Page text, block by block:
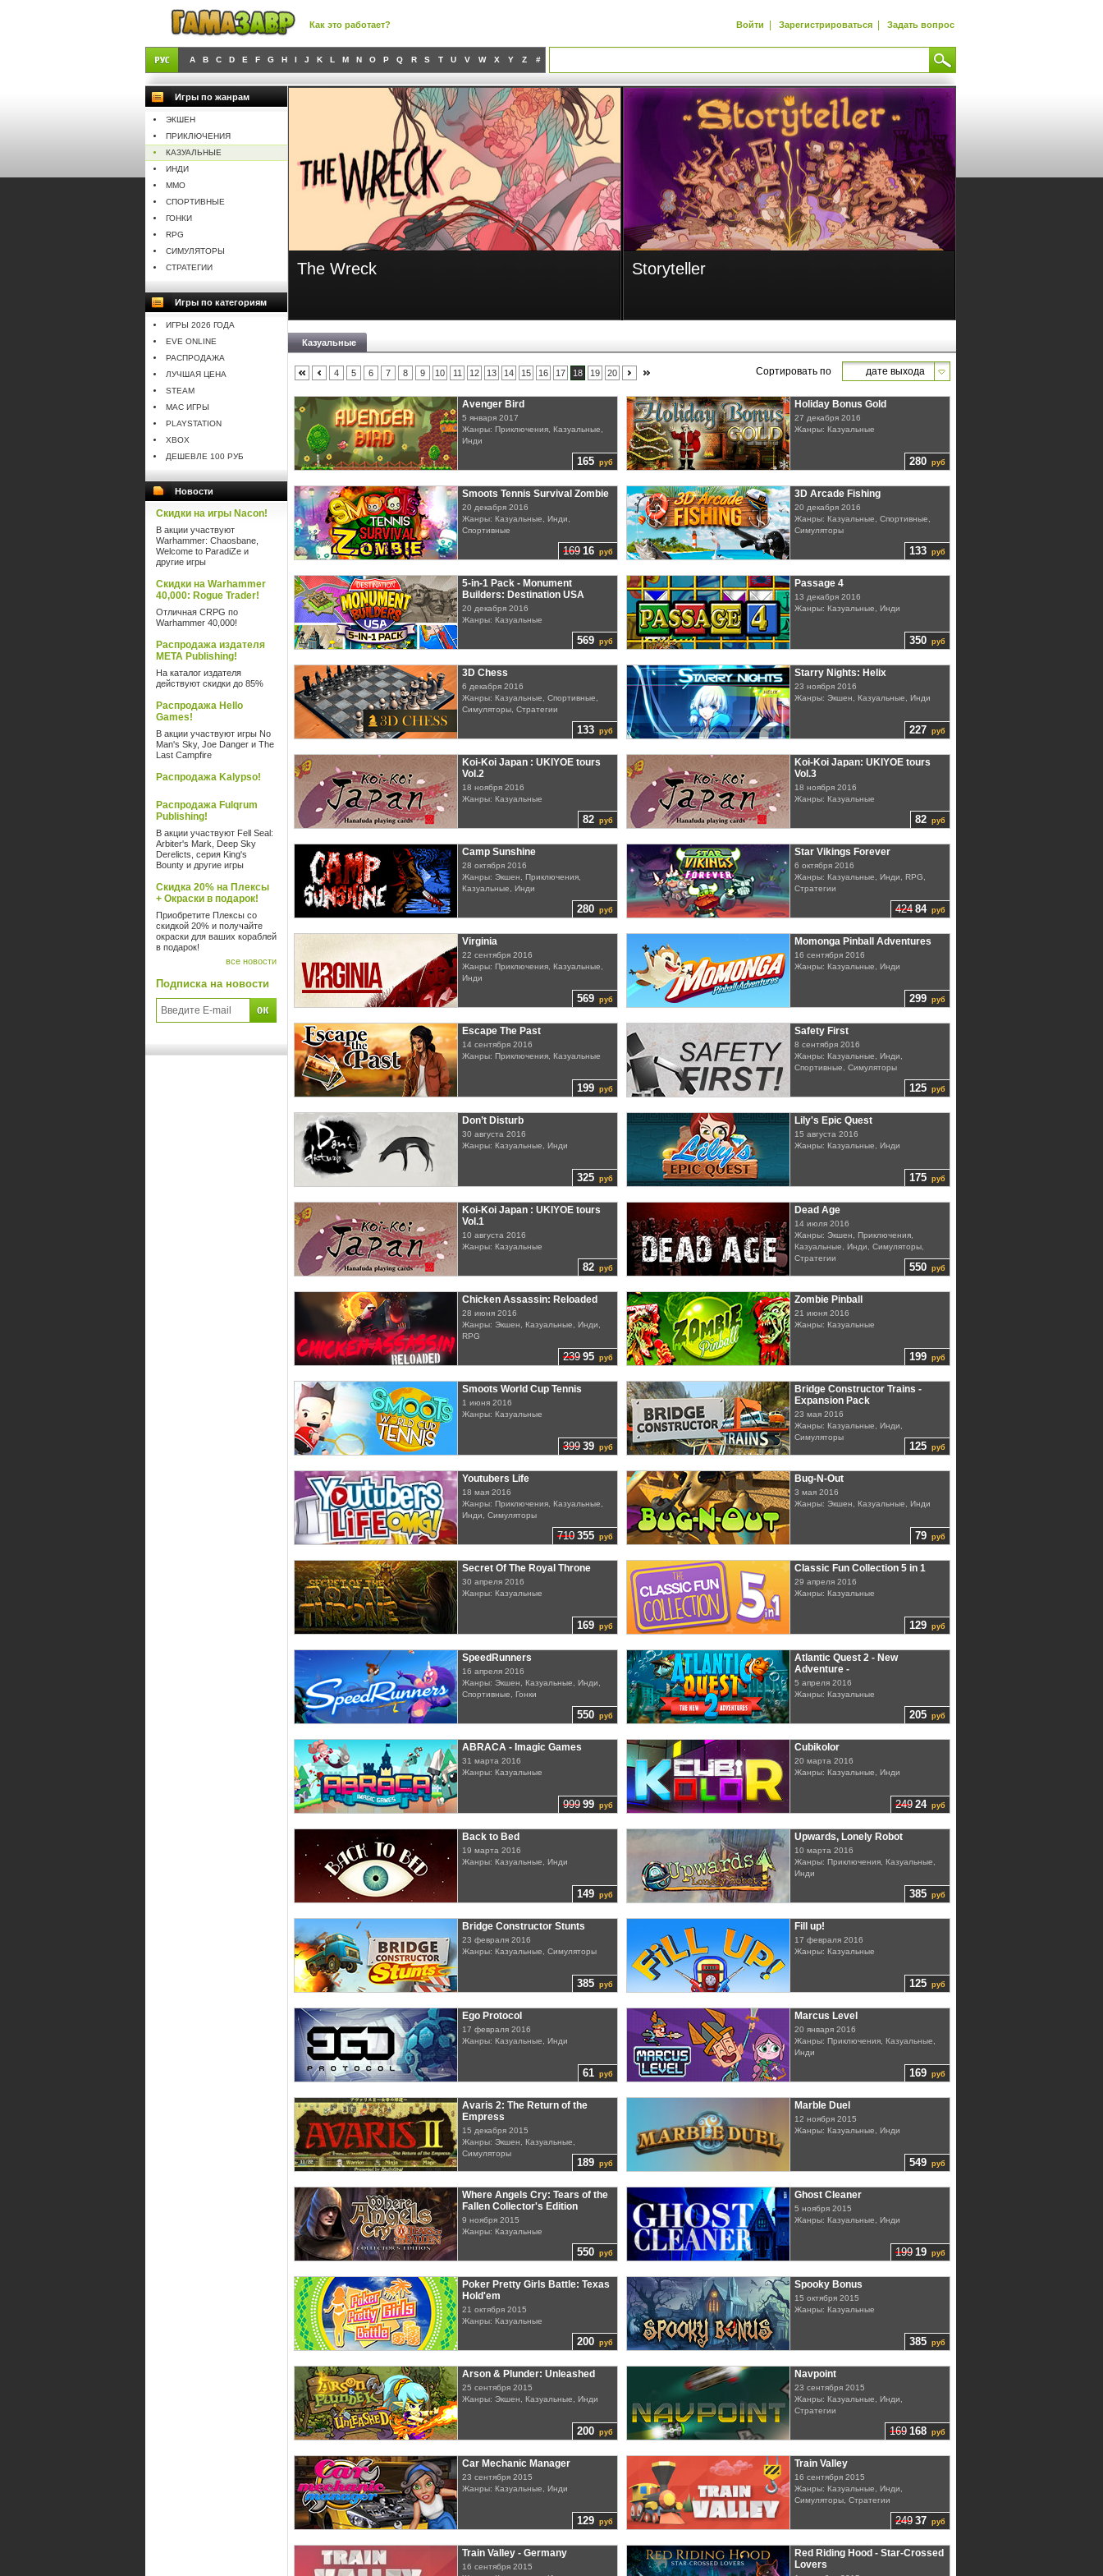
Как это работает? Войти | Зарегистрироваться | Задать вопрос
A B C D E F G H I J K L M N O P Q R S T U V W X Y Z #
Игры по жанрам
ЭКШЕН
ПРИКЛЮЧЕНИЯ
КАЗУАЛЬНЫЕ
ИНДИ
MMO
СПОРТИВНЫЕ
ГОНКИ
RPG
СИМУЛЯТОРЫ
СТРАТЕГИИ
Игры по категориям
ИГРЫ 2026 ГОДА
EVE ONLINE
РАСПРОДАЖА
ЛУЧШАЯ ЦЕНА
STEAM
MAC ИГРЫ
PLAYSTATION
XBOX
ДЕШЕВЛЕ 100 РУБ
Новости
Скидки на игры Nacon!
В акции участвуют
Warhammer: Chaosbane,
Welcome to ParadiZe и
другие игры
Скидки на Warhammer
40,000: Rogue Trader!
Отличная CRPG по
Warhammer 40,000!
Распродажа издателя
META Publishing!
На каталог издателя
действуют скидки до 85%
Распродажа Hello
Games!
В акции участвуют игры No
Man's Sky, Joe Danger и The
Last Campfire
Распродажа Kalypso!
Распродажа Fulqrum
Publishing!
В акции участвуют Fell Seal:
Arbiter's Mark, Deep Sky
Derelicts, серия King's
Bounty и другие игры
Скидка 20% на Плексы
+ Окраски в подарок!
Приобретите Плексы со
скидкой 20% и получайте
окраски для ваших кораблей
в подарок!
все новости
Подписка на новости
Storyteller Backfirewall_
Казуальные
4 5 6 7 8 9 10 11 12 13 14 15 16 17 18 19 20 Сортировать по дате выхода
165 руб
Avenger Bird
5 января 2017
Жанры: Приключения, Казуальные,
Инди
280 руб
Holiday Bonus Gold
27 декабря 2016
Жанры: Казуальные
169 16 руб
Smoots Tennis Survival Zombie
20 декабря 2016
Жанры: Казуальные, Инди,
Спортивные
133 руб
3D Arcade Fishing
20 декабря 2016
Жанры: Казуальные, Спортивные,
Симуляторы
569 руб
5-in-1 Pack - Monument
Builders: Destination USA
20 декабря 2016
Жанры: Казуальные
350 руб
Passage 4
13 декабря 2016
Жанры: Казуальные, Инди
133 руб
3D Chess
6 декабря 2016
Жанры: Казуальные, Спортивные,
Симуляторы, Стратегии
227 руб
Starry Nights: Helix
23 ноября 2016
Жанры: Экшен, Казуальные, Инди
82 руб
Koi-Koi Japan : UKIYOE tours
Vol.2
18 ноября 2016
Жанры: Казуальные
82 руб
Koi-Koi Japan: UKIYOE tours
Vol.3
18 ноября 2016
Жанры: Казуальные
280 руб
Camp Sunshine
28 октября 2016
Жанры: Экшен, Приключения,
Казуальные, Инди
424 84руб
Star Vikings Forever
6 октября 2016
Жанры: Казуальные, Инди, RPG,
Стратегии
569 руб
Virginia
22 сентября 2016
Жанры: Приключения, Казуальные,
Инди
299 руб
Momonga Pinball Adventures
16 сентября 2016
Жанры: Казуальные, Инди
199 руб
Escape The Past
14 сентября 2016
Жанры: Приключения, Казуальные
125 руб
Safety First
8 сентября 2016
Жанры: Казуальные, Инди,
Спортивные, Симуляторы
325 руб
Don’t Disturb
30 августа 2016
Жанры: Казуальные, Инди
175 руб
Lily's Epic Quest
15 августа 2016
Жанры: Казуальные, Инди
82 руб
Koi-Koi Japan : UKIYOE tours
Vol.1
10 августа 2016
Жанры: Казуальные
550 руб
Dead Age
14 июля 2016
Жанры: Экшен, Приключения,
Казуальные, Инди, Симуляторы,
Стратегии
239 95 руб
Chicken Assassin: Reloaded
28 июня 2016
Жанры: Экшен, Казуальные, Инди,
RPG
199 руб
Zombie Pinball
21 июня 2016
Жанры: Казуальные
399 39 руб
Smoots World Cup Tennis
1 июня 2016
Жанры: Казуальные
125 руб
Bridge Constructor Trains -
Expansion Pack
23 мая 2016
Жанры: Казуальные, Инди,
Симуляторы
710 355 руб
Youtubers Life
18 мая 2016
Жанры: Приключения, Казуальные,
Инди, Симуляторы
79 руб
Bug-N-Out
3 мая 2016
Жанры: Экшен, Казуальные, Инди
169 руб
Secret Of The Royal Throne
30 апреля 2016
Жанры: Казуальные
129 руб
Classic Fun Collection 5 in 1
29 апреля 2016
Жанры: Казуальные
550 руб
SpeedRunners
16 апреля 2016
Жанры: Экшен, Казуальные, Инди,
Спортивные, Гонки
205 руб
Atlantic Quest 2 - New
Adventure -
5 апреля 2016
Жанры: Казуальные
999 99 руб
ABRACA - Imagic Games
31 марта 2016
Жанры: Казуальные
249 24руб
Cubikolor
20 марта 2016
Жанры: Казуальные, Инди
149 руб
Back to Bed
19 марта 2016
Жанры: Казуальные, Инди
385 руб
Upwards, Lonely Robot
10 марта 2016
Жанры: Приключения, Казуальные,
Инди
385 руб
Bridge Constructor Stunts
23 февраля 2016
Жанры: Казуальные, Симуляторы
125 руб
Fill up!
17 февраля 2016
Жанры: Казуальные
61 руб
Ego Protocol
17 февраля 2016
Жанры: Казуальные, Инди
169 руб
Marcus Level
20 января 2016
Жанры: Приключения, Казуальные,
Инди
189 руб
Avaris 2: The Return of the
Empress
15 декабря 2015
Жанры: Экшен, Казуальные,
Симуляторы
549 руб
Marble Duel
12 ноября 2015
Жанры: Казуальные, Инди
550 руб
Where Angels Cry: Tears of the
Fallen Collector's Edition
9 ноября 2015
Жанры: Казуальные
199 19 руб
Ghost Cleaner
5 ноября 2015
Жанры: Казуальные, Инди
200 руб
Poker Pretty Girls Battle: Texas
Hold'em
21 октября 2015
Жанры: Казуальные
385 руб
Spooky Bonus
15 октября 2015
Жанры: Казуальные
200 руб
Arson & Plunder: Unleashed
25 сентября 2015
Жанры: Экшен, Казуальные, Инди
169 168 руб
Navpoint
23 сентября 2015
Жанры: Казуальные, Инди,
Стратегии
129 руб
Car Mechanic Manager
23 сентября 2015
Жанры: Казуальные, Инди
249 37 руб
Train Valley
16 сентября 2015
Жанры: Казуальные, Инди,
Симуляторы, Стратегии
Train Valley - Germany
16 сентября 2015
Red Riding Hood - Star-Crossed
Lovers